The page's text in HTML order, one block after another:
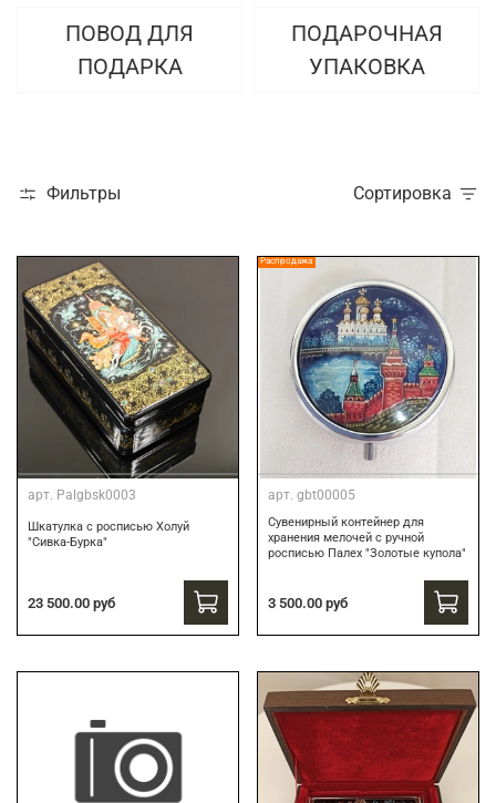
ПОВОД ДЛЯ
ПОДАРКА
ПОДАРОЧНАЯ
УПАКОВКА
Фильтры Сортировка
арт. Palgbsk0003
Шкатулка с росписью Холуй
"Сивка-Бурка"
23 500.00 руб
Распродажа
арт. gbt00005
Сувенирный контейнер для
хранения мелочей с ручной
росписью Палех "Золотые купола"
3 500.00 руб